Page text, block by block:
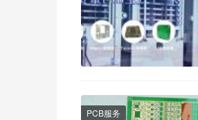
PCB服务